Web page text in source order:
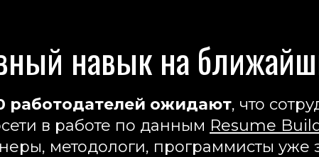
навык на
работодателей ожидают, что
в работе по данным Resume
методологи, программисты уже